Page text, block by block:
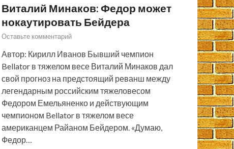
Виталий Минаков: Федор может
нокаутировать Бейдера
Оставьте комментарий
Автор: Кирилл Иванов Бывший чемпион
Bellator в тяжелом весе Виталий Минаков дал
свой прогноз на предстоящий реванш между
легендарным российским тяжеловесом
Федором Емельяненко и действующим
чемпионом Bellator в тяжелом весе
американцем Райаном Бейдером. «Думаю,
Федор…